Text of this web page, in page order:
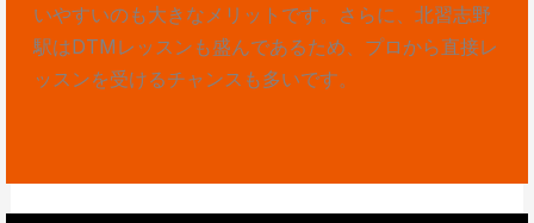
いやすいのも大きなメリットです。さらに、北習志野
駅はDTMレッスンも盛んであるため、プロから直接レ
ッスンを受けるチャンスも多いです。